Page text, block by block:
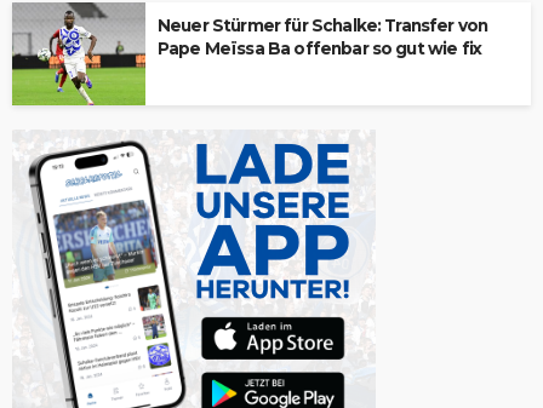
Neuer Stürmer für Schalke: Transfer von
Pape Meïssa Ba offenbar so gut wie fix